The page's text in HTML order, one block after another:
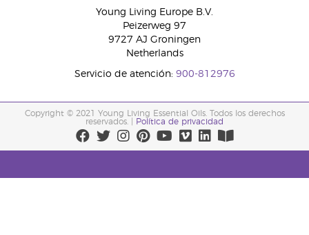
Young Living Europe B.V.
Peizerweg 97
9727 AJ Groningen
Netherlands
Servicio de atención: 900-812976
Copyright © 2021 Young Living Essential Oils. Todos los derechos
reservados. |
Política de privacidad